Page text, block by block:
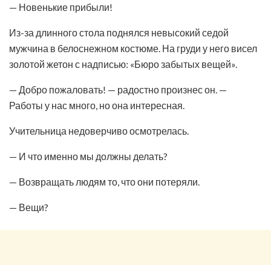
— Новенькие прибыли!
Из-за длинного стола поднялся невысокий седой
мужчина в белоснежном костюме. На груди у него висел
золотой жетон с надписью: «Бюро забытых вещей».
— Добро пожаловать! — радостно произнес он. —
Работы у нас много, но она интересная.
Учительница недоверчиво осмотрелась.
— И что именно мы должны делать?
— Возвращать людям то, что они потеряли.
— Вещи?